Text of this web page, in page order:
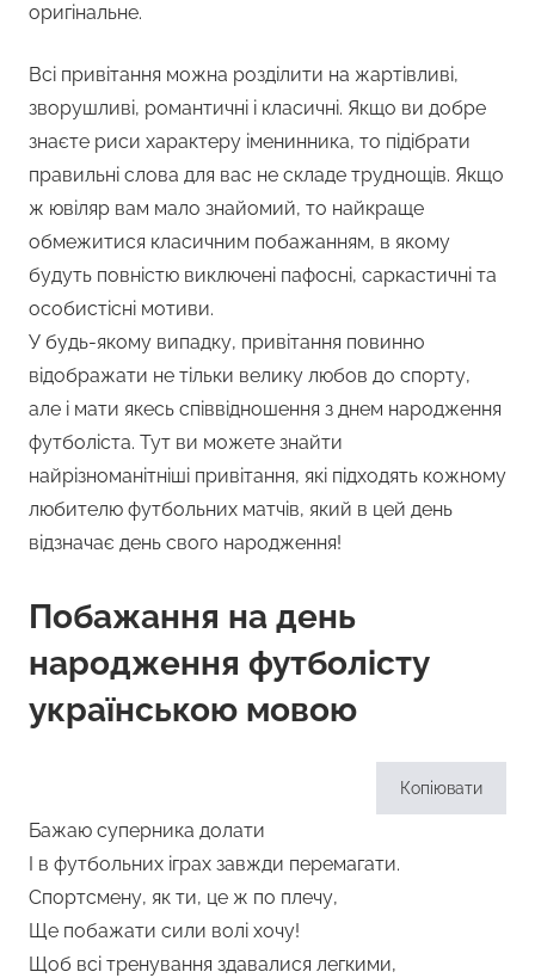
оригінальне.
Всі привітання можна розділити на жартівливі,
зворушливі, романтичні і класичні. Якщо ви добре
знаєте риси характеру іменинника, то підібрати
правильні слова для вас не складе труднощів. Якщо
ж ювіляр вам мало знайомий, то найкраще
обмежитися класичним побажанням, в якому
будуть повністю виключені пафосні, саркастичні та
особистісні мотиви.
У будь-якому випадку, привітання повинно
відображати не тільки велику любов до спорту,
але і мати якесь співвідношення з днем народження
футболіста. Тут ви можете знайти
найрізноманітніші привітання, які підходять кожному
любителю футбольних матчів, який в цей день
відзначає день свого народження!
Побажання на день
народження футболісту
українською мовою
Копіювати
Бажаю суперника долати
І в футбольних іграх завжди перемагати.
Спортсмену, як ти, це ж по плечу,
Ще побажати сили волі хочу!
Щоб всі тренування здавалися легкими,